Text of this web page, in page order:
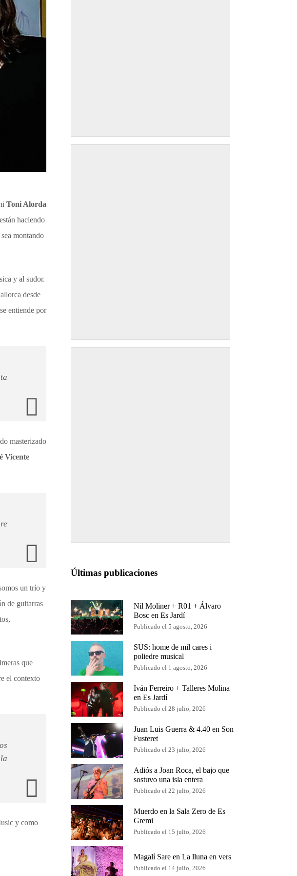
Toni Alorda
haciendo
montando
y al sudor.
desde
entiende por
masterizado
Vicente
un trío y
de guitarras
que
el contexto
y como
Últimas publicaciones
Nil Moliner + R01 + Álvaro
Bosc en Es Jardí
Publicado el 5 agosto, 2026
SUS: home de mil cares i
poliedre musical
Publicado el 1 agosto, 2026
Iván Ferreiro + Talleres Molina
en Es Jardí
Publicado el 28 julio, 2026
Juan Luis Guerra & 4.40 en Son
Fusteret
Publicado el 23 julio, 2026
Adiós a Joan Roca, el bajo que
sostuvo una isla entera
Publicado el 22 julio, 2026
Muerdo en la Sala Zero de Es
Gremi
Publicado el 15 julio, 2026
Magalí Sare en La lluna en vers
Publicado el 14 julio, 2026